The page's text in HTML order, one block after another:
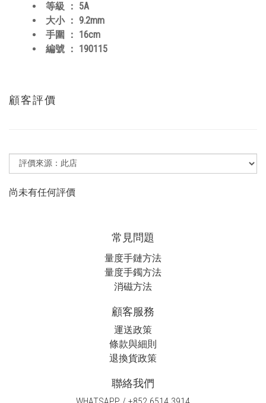
等級 ： 5A
大小 ： 9.2mm
手圍 ： 16cm
編號 ： 190115
顧客評價
尚未有任何評價
常見問題
量度手鏈方法
量度手鐲方法
消磁方法
顧客服務
運送政策
條款與細則
退換貨政策
聯絡我們